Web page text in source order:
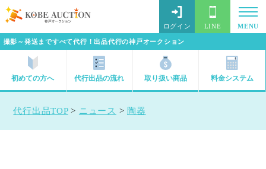
撮影～発送まですべて代行！出品代行の神戸オークション
ログイン LINE MENU
初めての方へ 代行出品の流れ 取り扱い商品 料金システム
代行出品TOP> ニュース > 陶器